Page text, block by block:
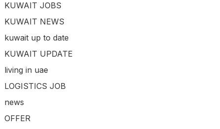
KUWAIT JOBS
KUWAIT NEWS
kuwait up to date
KUWAIT UPDATE
living in uae
LOGISTICS JOB
news
OFFER